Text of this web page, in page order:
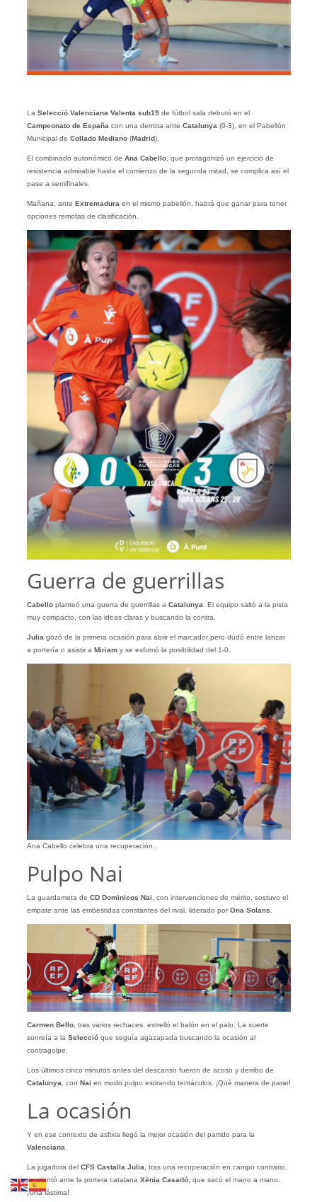
La Selecció Valenciana Valenta sub19 de fútbol sala debutó en el
Campeonato de España con una derrota ante Catalunya (0-3), en el Pabellón
Municipal de Collado Mediano(Madrid).
El combinado autonómico de Ana Cabello, que protagonizó un ejercicio de
resistencia admirable hasta el comienzo de la segunda mitad, se complica así el
pase a semifinales.
Mañana, ante Extremadura en el mismo pabellón, habrá que ganar para tener
opciones remotas de clasificación.
Guerra de guerrillas
Cabelloplanteó una guerra de guerrillas a Catalunya . El equipo saltó a la pista
muy compacto, con las ideas claras y buscando la contra.
Julia gozó de la primera ocasión para abrir el marcador pero dudó entre lanzar
a portería o asistir a Miriamy se esfumó la posibilidad del 1-0.
Ana Cabello celebra una recuperación.
Pulpo Nai
La guardameta de CD Dominicos Nai , con intervenciones de mérito, sostuvo el
empate ante las embestidas constantes del rival, liderado porOna Solans
Carmen Bello, tras varios rechaces, estrelló el balón en el palo. La suerte
sonreía a la Seleccióque seguía agazapada buscando la ocasión al
contragolpe.
Los últimos cinco minutos antes del descanso fueron de acoso y derribo de
Catalunya , con Nai en modo pulpo estirando tentáculos. ¡Qué manera de parar!
La ocasión
Y en ese contexto de asfixia llegó la mejor ocasión del partido para la
Valenciana
La jugadora del CFS Castalla Julia , tras una recuperación en campo contrario,
se plantó ante la portera catalana Xènia Casadó, que sacó el mano a mano.
¡Una lástima!